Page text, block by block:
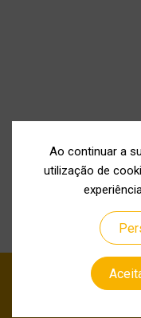
Ao continuar a
utilização de